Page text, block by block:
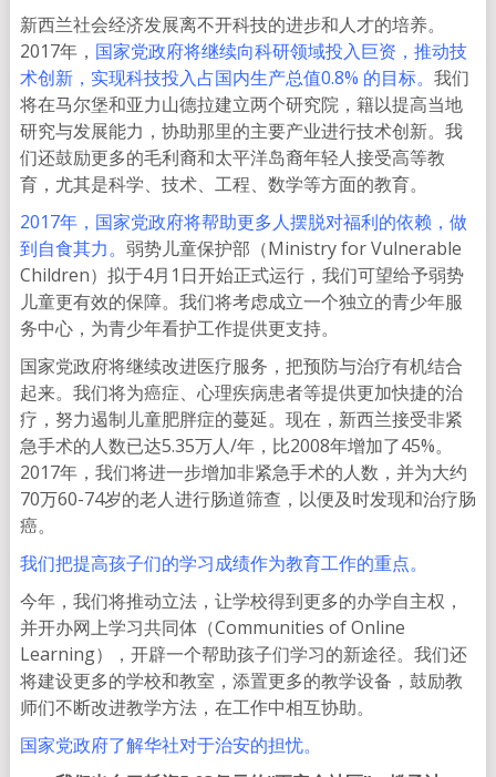
新西兰社会经济发展离不开科技的进步和人才的培养。
2017年， 国家党政府将继续向科研领域投入巨资，推动技
术创新，实现科技投入占国内生产总值0.8% 的目标。 我们
将在马尔堡和亚力山德拉建立两个研究院，籍以提高当地
研究与发展能力，协助那里的主要产业进行技术创新。我
们还鼓励更多的毛利裔和太平洋岛裔年轻人接受高等教
育，尤其是科学、技术、工程、数学等方面的教育。
2017年，国家党政府将帮助更多人摆脱对福利的依赖，做
到自食其力。 弱势儿童保护部（Ministry for Vulnerable
Children）拟于4月1日开始正式运行，我们可望给予弱势
儿童更有效的保障。我们将考虑成立一个独立的青少年服
务中心，为青少年看护工作提供更支持。
国家党政府将继续改进医疗服务，把预防与治疗有机结合
起来。我们将为癌症、心理疾病患者等提供更加快捷的治
疗，努力遏制儿童肥胖症的蔓延。现在，新西兰接受非紧
急手术的人数已达5.35万人/年，比2008年增加了45%。
2017年，我们将进一步增加非紧急手术的人数，并为大约
70万60-74岁的老人进行肠道筛查，以便及时发现和治疗肠
癌。
我们把提高孩子们的学习成绩作为教育工作的重点。
今年，我们将推动立法，让学校得到更多的办学自主权，
并开办网上学习共同体（Communities of Online
Learning），开辟一个帮助孩子们学习的新途径。我们还
将建设更多的学校和教室，添置更多的教学设备，鼓励教
师们不断改进教学方法，在工作中相互协助。
国家党政府了解华社对于治安的担忧。